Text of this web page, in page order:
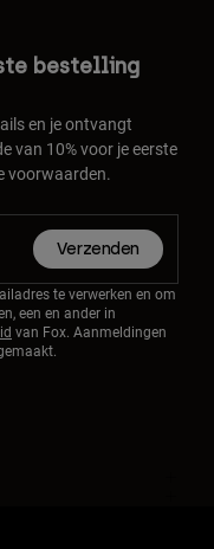
bestelling
en je ontvangt
van 10% voor je eerste
voorwaarden.
Verzenden
te verwerken en om
een en ander in
van Fox. Aanmeldingen